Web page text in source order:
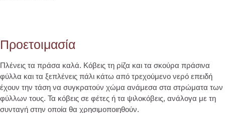
Προετοιμασία
Πλένεις τα πράσα καλά. Κόβεις τη ρίζα και τα σκούρα πράσινα
φύλλα και τα ξεπλένεις πάλι κάτω από τρεχούμενο νερό επειδή
έχουν την τάση να συγκρατούν χώμα ανάμεσα στα στρώματα των
φύλλων τους. Τα κόβεις σε φέτες ή τα ψιλοκόβεις, ανάλογα με τη
συνταγή στην οποία θα χρησιμοποιηθούν.